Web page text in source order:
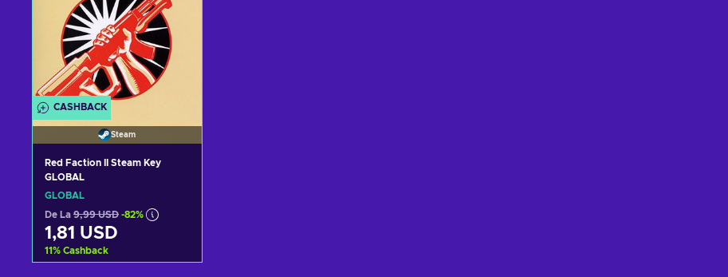
CASHBACK
Steam
Red Faction II Steam Key
GLOBAL
GLOBAL
De La 9,99 USD -82%
1,81 USD
11% Cashback